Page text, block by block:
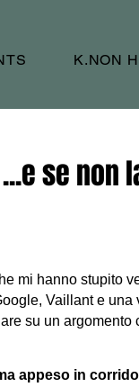
K.NON
se non
mi hanno stupito
Vaillant e una
su un argomento
appeso in